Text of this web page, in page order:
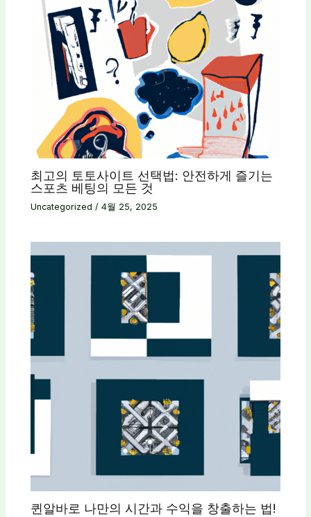
최고의 토토사이트 선택법: 안전하게 즐기는
스포츠 베팅의 모든 것
Uncategorized /4월 25, 2025
퀸알바로 나만의 시간과 수익을 창출하는 법!